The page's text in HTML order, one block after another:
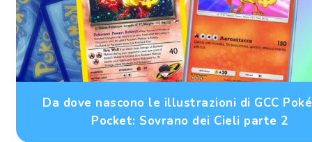
Da dove nascono le illustrazioni di GCC
Pocket: Sovrano dei Cieli parte 2